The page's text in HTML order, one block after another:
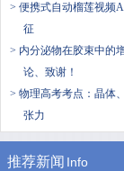
> 便携式自动榴莲视频
征
> 内分泌物在胶束中
论、致谢！
> 物理高考考点：晶体
张力
推荐新闻 Info